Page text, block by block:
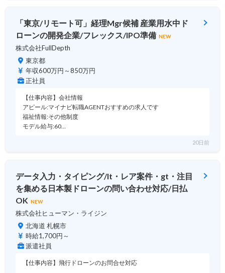
「東京/リモート可」経理Mgr候補 産業用水中ド
ローンの開発企業/フレックス/IPO準備 NEW
株式会社FullDepth
東京都
年収600万円～850万円
正社員
【仕事内容】会社情報
アピール:マイナビ転職AGENTおすすめの求人です
福祉情報:その他制度
モデル給与:60…
20日前
データ入力・タイピング/lt・レア案件・gt・注目
を集める日本製ドローンの問い合わせ対応/日払
OK NEW
株式会社ヒューマン・ライジン
北海道 札幌市
時給1,700円～
派遣社員
【仕事内容】飛行ドローンのお問合せ対応